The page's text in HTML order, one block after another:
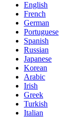
English
French
German
Portuguese
Spanish
Russian
Japanese
Korean
Arabic
Irish
Greek
Turkish
Italian